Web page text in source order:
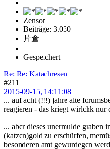
Zensor
Beiträge: 3.030
片倉
Gespeichert
Re: Re: Katachresen
#211
2015-09-15, 14:11:08
... auf acht (!!!) jahre alte
reagieren - das kriegt wirlchk nur
... aber dieses unermulde graben
(katzen)gold zu erschürfen,
besonderen amt gewurdegen